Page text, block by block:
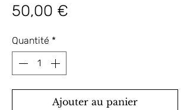
50,00 €
Quantité *
Ajouter au panier